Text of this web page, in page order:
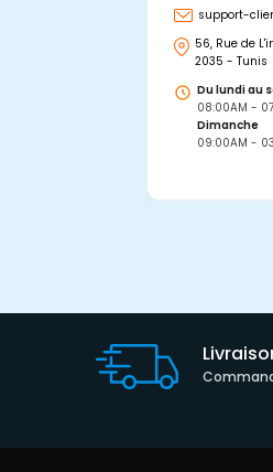
support-
56, Rue de
2035 - Tunis
Du lundi au
08:00AM -
Dimanche
09:00AM -